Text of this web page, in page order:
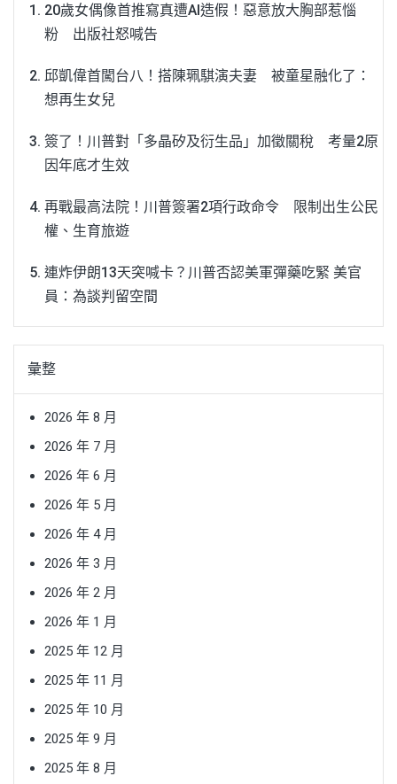
20歲女偶像首推寫真遭AI造假！惡意放大胸部惹惱
粉 出版社怒喊告
邱凱偉首闖台八！搭陳珮騏演夫妻 被童星融化了：
想再生女兒
簽了！川普對「多晶矽及衍生品」加徵關稅 考量2原
因年底才生效
再戰最高法院！川普簽署2項行政命令 限制出生公民
權、生育旅遊
連炸伊朗13天突喊卡？川普否認美軍彈藥吃緊 美官
員：為談判留空間
彙整
2026 年 8 月
2026 年 7 月
2026 年 6 月
2026 年 5 月
2026 年 4 月
2026 年 3 月
2026 年 2 月
2026 年 1 月
2025 年 12 月
2025 年 11 月
2025 年 10 月
2025 年 9 月
2025 年 8 月